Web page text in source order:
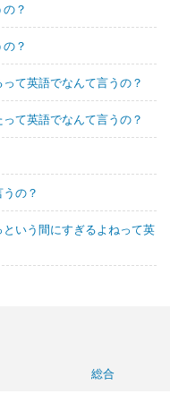
？
？
て英語でなんて言うの？
て英語でなんて言うの？
の？
いう間にすぎるよねって英
総合